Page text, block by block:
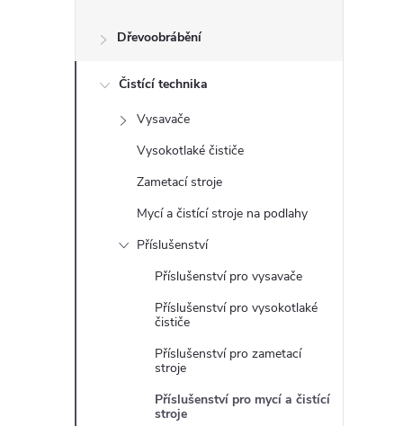
r
Dřevoobrábění
Čistící technika
Vysavače
Vysokotlaké čističe
Zametací stroje
Mycí a čistící stroje na podlahy
Příslušenství
Příslušenství pro vysavače
Příslušenství pro vysokotlaké
čističe
Příslušenství pro zametací
stroje
Příslušenství pro mycí a čistící
stroje